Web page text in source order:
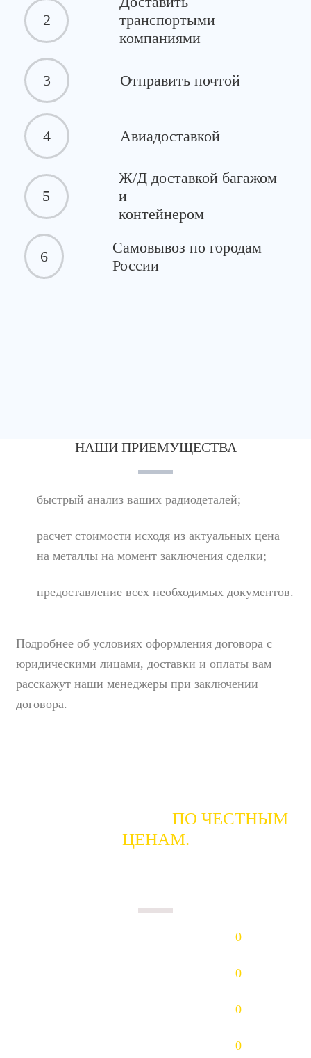
2
транспортыми
компаниями
3 Отправить почтой
4 Авиадоставкой
5
Ж/Д доставкой багажом
и
контейнером
6
Самовывоз по городам
России
НАШИ ПРИЕМУЩЕСТВА
быстрый анализ ваших радиодеталей;
расчет стоимости исходя из актуальных цена
на металлы на момент заключения сделки;
предоставление всех необходимых документов.
Подробнее об условиях оформления договора с
юридическими лицами, доставки и оплаты вам
расскажут наши менеджеры при заключении
договора.
ПО ЧЕСТНЫМ
ЦЕНАМ.
0
0
0
0